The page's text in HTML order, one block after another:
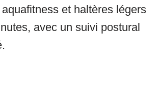
et haltères légers
avec un suivi postural